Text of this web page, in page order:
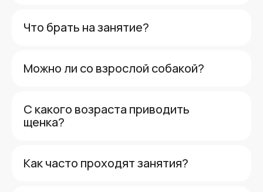
Что брать на занятие?
Можно ли со взрослой собакой?
С какого возраста приводить
щенка?
Как часто проходят занятия?